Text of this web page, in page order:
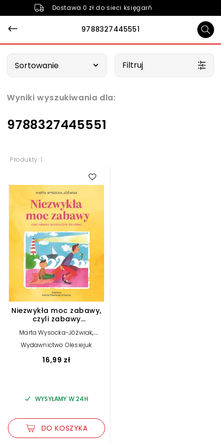
Dostawa 0 zł do sieci księgarń
9788327445551
Wyniki wyszukiwania dla:
9788327445551
Sortowanie Filtruj
Produkty: 1
Niezwykła moc zabawy,
czyli zabawy
sensoryczne dla dzieci
Marta Wysocka-Jóźwiak,
Kamila Pawłucka-Górecka
(ilustr.)
Wydawnictwo Olesiejuk
16,99 zł
WYSYŁAMY W 24H
DO KOSZYKA